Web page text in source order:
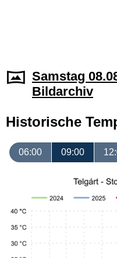
Samstag
Bildarchiv
Historische
06:00 09:00